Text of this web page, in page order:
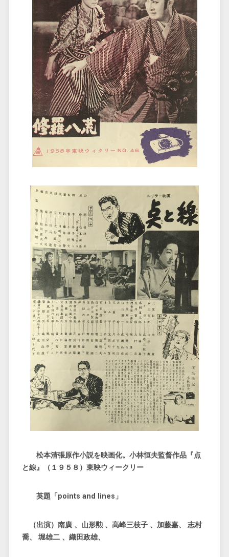
松本清張原作小説を映画化。小林恒夫監督作品『点
と線』（１９５８）東映ウィークリー
英題「points and lines」
（出演）南廣 、山形勲 、高峰三枝子 、加藤嘉、 志村
喬、 堀雄二 、織田政雄、